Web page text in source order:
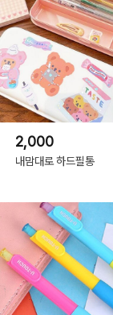
2,000
내맘대로 하드필통